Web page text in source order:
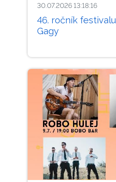
30.07.2026 13:18:16
46. ročník
Gagy